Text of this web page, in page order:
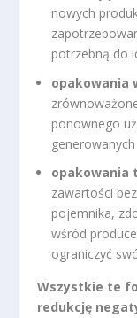
nowych
potrzebną do
opakowania
ponownego
opakowania
zawartości
pojemnika,
wśród
ograniczyć
Wszystkie te
redukcję